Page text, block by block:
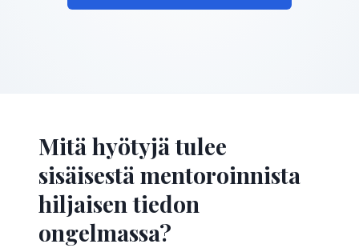
Mitä hyötyjä tulee
sisäisestä mentoroinnista
hiljaisen tiedon
ongelmassa?